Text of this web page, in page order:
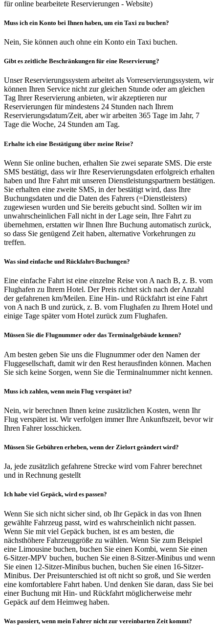
für online bearbeitete Reservierungen - Website)
Muss ich ein Konto bei Ihnen haben, um ein Taxi zu buchen?
Nein, Sie können auch ohne ein Konto ein Taxi buchen.
Gibt es zeitliche Beschränkungen für eine Reservierung?
Unser Reservierungssystem arbeitet als Vorreservierungssystem, wir
können Ihren Service nicht zur gleichen Stunde oder am gleichen
Tag Ihrer Reservierung anbieten, wir akzeptieren nur
Reservierungen für mindestens 24 Stunden nach Ihrem
Reservierungsdatum/Zeit, aber wir arbeiten 365 Tage im Jahr, 7
Tage die Woche, 24 Stunden am Tag.
Erhalte ich eine Bestätigung über meine Reise?
Wenn Sie online buchen, erhalten Sie zwei separate SMS. Die erste
SMS bestätigt, dass wir Ihre Reservierungsdaten erfolgreich erhalten
haben und Ihre Fahrt mit unseren Dienstleistungspartnern bestätigen.
Sie erhalten eine zweite SMS, in der bestätigt wird, dass Ihre
Buchungsdaten und die Daten des Fahrers (=Dienstleisters)
zugewiesen wurden und Sie bereits gebucht sind. Sollten wir im
unwahrscheinlichen Fall nicht in der Lage sein, Ihre Fahrt zu
übernehmen, erstatten wir Ihnen Ihre Buchung automatisch zurück,
so dass Sie genügend Zeit haben, alternative Vorkehrungen zu
treffen.
Was sind einfache und Rückfahrt-Buchungen?
Eine einfache Fahrt ist eine einzelne Reise von A nach B, z. B. vom
Flughafen zu Ihrem Hotel. Der Preis richtet sich nach der Anzahl
der gefahrenen km/Meilen. Eine Hin- und Rückfahrt ist eine Fahrt
von A nach B und zurück, z. B. vom Flughafen zu Ihrem Hotel und
einige Tage später vom Hotel zurück zum Flughafen.
Müssen Sie die Flugnummer oder das Terminalgebäude kennen?
Am besten geben Sie uns die Flugnummer oder den Namen der
Fluggesellschaft, damit wir den Rest herausfinden können. Machen
Sie sich keine Sorgen, wenn Sie die Terminalnummer nicht kennen.
Muss ich zahlen, wenn mein Flug verspätet ist?
Nein, wir berechnen Ihnen keine zusätzlichen Kosten, wenn Ihr
Flug verspätet ist. Wir verfolgen immer Ihre Ankunftszeit, bevor wir
Ihren Fahrer losschicken.
Müssen Sie Gebühren erheben, wenn der Zielort geändert wird?
Ja, jede zusätzlich gefahrene Strecke wird vom Fahrer berechnet
und in Rechnung gestellt
Ich habe viel Gepäck, wird es passen?
Wenn Sie sich nicht sicher sind, ob Ihr Gepäck in das von Ihnen
gewählte Fahrzeug passt, wird es wahrscheinlich nicht passen.
Wenn Sie mit viel Gepäck buchen, ist es am besten, die
nächsthöhere Fahrzeuggröße zu wählen. Wenn Sie zum Beispiel
eine Limousine buchen, buchen Sie einen Kombi, wenn Sie einen
6-Sitzer-MPV buchen, buchen Sie einen 8-Sitzer-Minibus und wenn
Sie einen 12-Sitzer-Minibus buchen, buchen Sie einen 16-Sitzer-
Minibus. Der Preisunterschied ist oft nicht so groß, und Sie werden
eine komfortablere Fahrt haben. Und denken Sie daran, dass Sie bei
einer Buchung mit Hin- und Rückfahrt möglicherweise mehr
Gepäck auf dem Heimweg haben.
Was passiert, wenn mein Fahrer nicht zur vereinbarten Zeit kommt?